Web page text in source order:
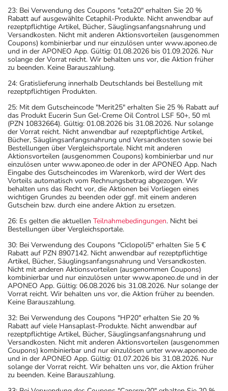
23: Bei Verwendung des Coupons "ceta20" erhalten Sie 20 %
Rabatt auf ausgewählte Cetaphil-Produkte. Nicht anwendbar auf
rezeptpflichtige Artikel, Bücher, Säuglingsanfangsnahrung und
Versandkosten. Nicht mit anderen Aktionsvorteilen (ausgenommen
Coupons) kombinierbar und nur einzulösen unter www.aponeo.de
und in der APONEO App. Gültig: 01.08.2026 bis 01.09.2026. Nur
solange der Vorrat reicht. Wir behalten uns vor, die Aktion früher
zu beenden. Keine Barauszahlung.
24: Gratislieferung innerhalb Deutschlands bei Bestellung mit
rezeptpflichtigen Produkten.
25: Mit dem Gutscheincode "Merit25" erhalten Sie 25 % Rabatt auf
das Produkt Eucerin Sun Gel-Creme Oil Control LSF 50+, 50 ml
(PZN 10832664). Gültig: 01.08.2026 bis 31.08.2026. Nur solange
der Vorrat reicht. Nicht anwendbar auf rezeptpflichtige Artikel,
Bücher, Säuglingsanfangsnahrung und Versandkosten sowie bei
Bestellungen über Vergleichsportale. Nicht mit anderen
Aktionsvorteilen (ausgenommen Coupons) kombinierbar und nur
einzulösen unter www.aponeo.de oder in der APONEO App. Nach
Eingabe des Gutscheincodes im Warenkorb, wird der Wert des
Vorteils automatisch vom Rechnungsbetrag abgezogen. Wir
behalten uns das Recht vor, die Aktionen bei Vorliegen eines
wichtigen Grundes zu beenden oder ggf. mit einem anderen
Gutschein bzw. durch eine andere Aktion zu ersetzen.
26: Es gelten die aktuellen Teilnahmebedingungen. Nicht bei
Bestellungen über Vergleichsportale.
30: Bei Verwendung des Coupons "Ciclopoli5" erhalten Sie 5 €
Rabatt auf PZN 8907142. Nicht anwendbar auf rezeptpflichtige
Artikel, Bücher, Säuglingsanfangsnahrung und Versandkosten.
Nicht mit anderen Aktionsvorteilen (ausgenommen Coupons)
kombinierbar und nur einzulösen unter www.aponeo.de und in der
APONEO App. Gültig: 06.08.2026 bis 31.08.2026. Nur solange der
Vorrat reicht. Wir behalten uns vor, die Aktion früher zu beenden.
Keine Barauszahlung.
32: Bei Verwendung des Coupons "HP20" erhalten Sie 20 %
Rabatt auf viele Hansaplast-Produkte. Nicht anwendbar auf
rezeptpflichtige Artikel, Bücher, Säuglingsanfangsnahrung und
Versandkosten. Nicht mit anderen Aktionsvorteilen (ausgenommen
Coupons) kombinierbar und nur einzulösen unter www.aponeo.de
und in der APONEO App. Gültig: 01.07.2026 bis 31.08.2026. Nur
solange der Vorrat reicht. Wir behalten uns vor, die Aktion früher
zu beenden. Keine Barauszahlung.